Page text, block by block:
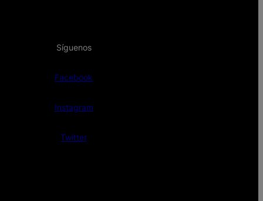
Síguenos
Facebook
Instagram
Twitter